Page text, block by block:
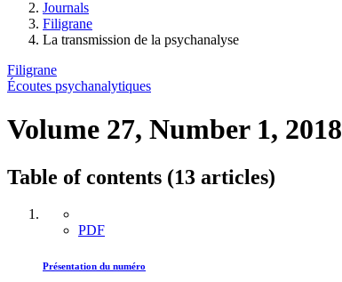
Journals
Filigrane
La transmission de la psychanalyse
Filigrane
Écoutes psychanalytiques
Volume 27, Number 1, 2018
Table of contents (13 articles)
PDF
Présentation du numéro